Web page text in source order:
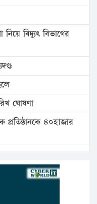
বিদ্যুৎ বিভাগের
ঘোষণা
প্রতিষ্ঠানকে ৪০হাজার
প্রস্তাব পিডিবির
প্রধানমন্ত্রী